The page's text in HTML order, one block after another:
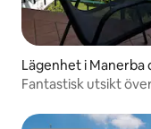
Fantastisk utsikt